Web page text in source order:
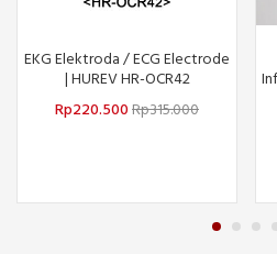
EKG Elektroda / ECG Electrode
| HUREV HR-OCR42
Rp220.500Rp315.000